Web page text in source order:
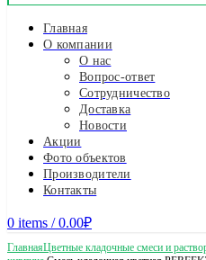
Главная
О компании
О нас
Вопрос-ответ
Сотрудничество
Доставка
Новости
Акции
Фото объектов
Производители
Контакты
0 items / 0.00₽
ГлавнаяЦветные кладочные смеси и